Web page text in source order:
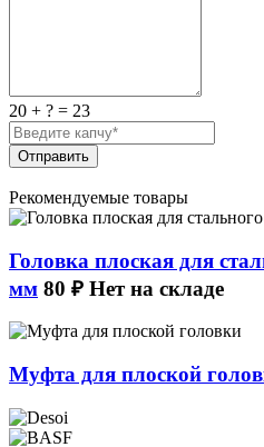
20 + ? = 23
Отправить
Рекомендуемые товары
Головка плоская для
мм 80 ₽ Нет на складе
Муфта для плоской